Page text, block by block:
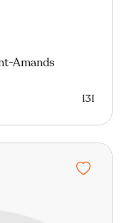
Amands
131